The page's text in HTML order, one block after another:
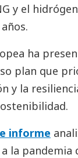
y el
ha
plan que
y la
informe
la